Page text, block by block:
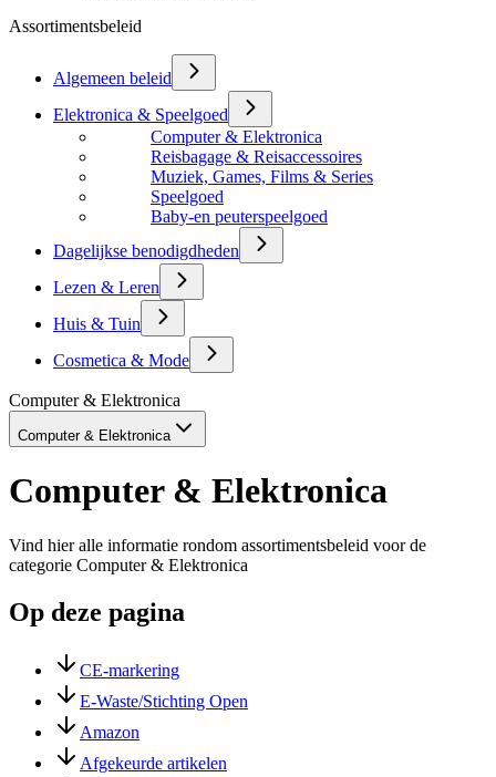
Assortimentsbeleid
Algemeen beleid
Elektronica & Speelgoed
Computer & Elektronica
Reisbagage & Reisaccessoires
Muziek, Games, Films & Series
Speelgoed
Baby-en peuterspeelgoed
Dagelijkse benodigdheden
Lezen & Leren
Huis & Tuin
Cosmetica & Mode
Computer & Elektronica
Computer & Elektronica
Computer & Elektronica
Vind hier alle informatie rondom assortimentsbeleid voor de
categorie Computer & Elektronica
Op deze pagina
CE-markering
E-Waste/Stichting Open
Amazon
Afgekeurde artikelen